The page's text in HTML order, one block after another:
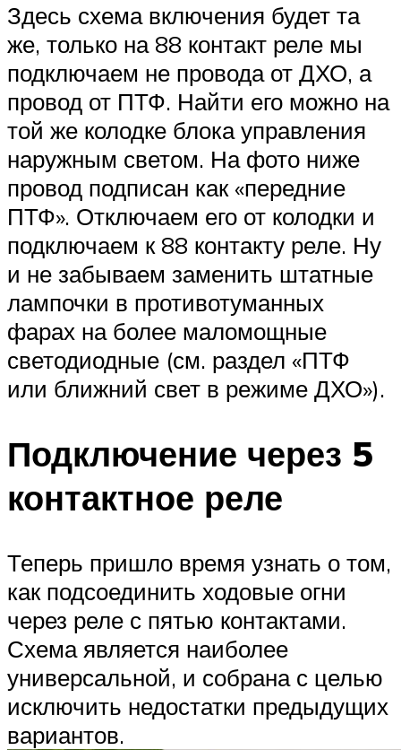
Здесь схема включения будет та
же, только на 88 контакт реле мы
подключаем не провода от ДХО, а
провод от ПТФ. Найти его можно на
той же колодке блока управления
наружным светом. На фото ниже
провод подписан как «передние
ПТФ». Отключаем его от колодки и
подключаем к 88 контакту реле. Ну
и не забываем заменить штатные
лампочки в противотуманных
фарах на более маломощные
светодиодные (см. раздел «ПТФ
или ближний свет в режиме ДХО»).
Подключение через 5
контактное реле
Теперь пришло время узнать о том,
как подсоединить ходовые огни
через реле с пятью контактами.
Схема является наиболее
универсальной, и собрана с целью
исключить недостатки предыдущих
вариантов.